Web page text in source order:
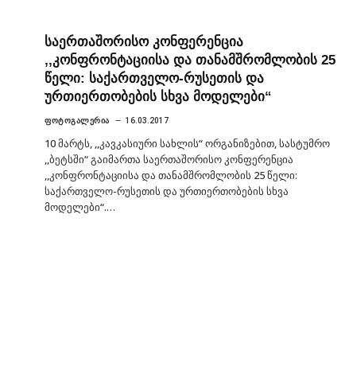
საერთაშორისო კონფერენცია
,,კონფრონტაციისა და თანამშრომლობის 25
წელი: საქართველო-რუსეთის და
ურთიერთობების სხვა მოდელები“
ᲤᲝᲢᲝᲒᲐᲚᲔᲠᲘᲐ 16.03.2017
10 მარტს, ,,კავკასიური სახლის“ ორგანიზებით, სასტუმრო
,,ბეტსში“ გაიმართა საერთაშორისო კონფერენცია
,,კონფრონტაციისა და თანამშრომლობის 25 წელი:
საქართველო-რუსეთის და ურთიერთობების სხვა
მოდელები“.…